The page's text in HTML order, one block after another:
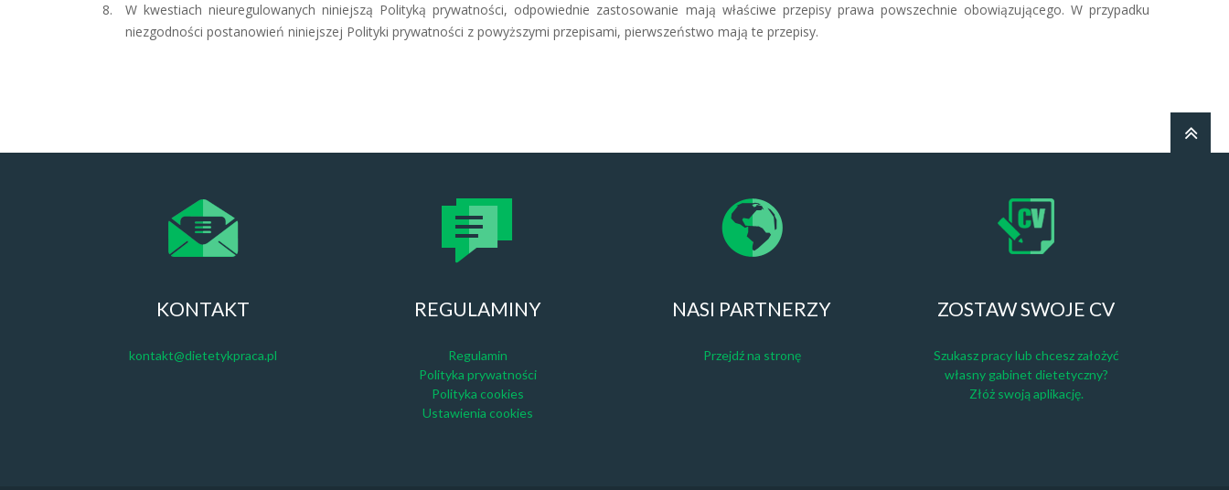
W kwestiach nieuregulowanych niniejszą Polityką prywatności, odpowiednie zastosowanie mają właściwe przepisy prawa powszechnie obowiązującego. W przypadku
niezgodności postanowień niniejszej Polityki prywatności z powyższymi przepisami, pierwszeństwo mają te przepisy.
KONTAKT
kontakt@dietetykpraca.pl
REGULAMINY
Regulamin
Polityka prywatności
Polityka cookies
Ustawienia cookies
NASI PARTNERZY
Przejdź na stronę
ZOSTAW SWOJE CV
Szukasz pracy lub chcesz założyć
własny gabinet dietetyczny?
Złóż swoją aplikację.